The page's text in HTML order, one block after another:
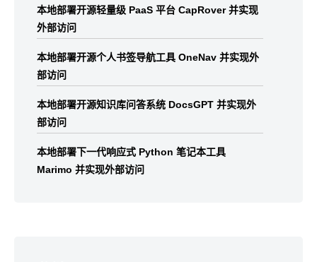
本地部署开源轻量级 PaaS 平台 CapRover 并实现
外部访问
本地部署开源个人书签导航工具 OneNav 并实现外
部访问
本地部署开源知识库问答系统 DocsGPT 并实现外
部访问
本地部署下一代响应式 Python 笔记本工具
Marimo 并实现外部访问